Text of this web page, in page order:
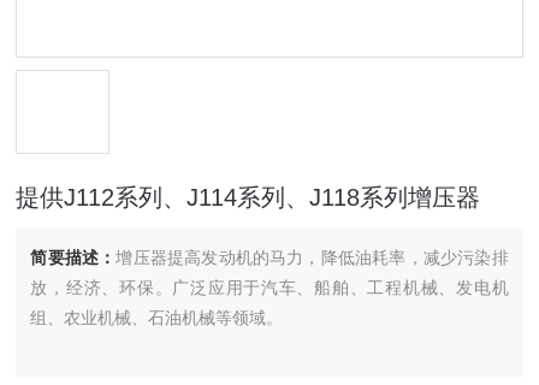
提供J112系列、J114系列、J118系列增压器
简要描述：增压器提高发动机的马力，降低油耗率，减少污染排
放，经济、环保。广泛应用于汽车、船舶、工程机械、发电机
组、农业机械、石油机械等领域。